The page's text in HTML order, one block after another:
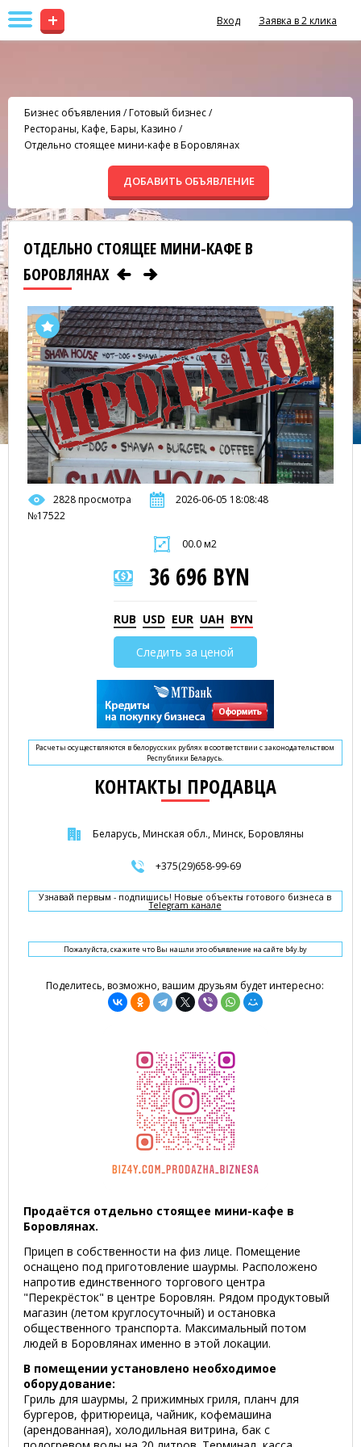
+ Вход Заявка в 2 клика
Бизнес объявления /Готовый бизнес/
Рестораны, Кафе, Бары, Казино /
Отдельно стоящее мини-кафе в Боровлянах
ДОБАВИТЬ ОБЪЯВЛЕНИЕ
ОТДЕЛЬНО СТОЯЩЕЕ МИНИ-КАФЕ В
БОРОВЛЯНАХ
2828 просмотра
2026-06-05 18:08:48
№17522
00.0 м2
36 696 BYN
RUB USD EUR UAH BYN
Следить за ценой
Расчеты осуществляются в белорусских рублях в соответствии с законодательством
Республики Беларусь.
КОНТАКТЫ ПРОДАВЦА
Беларусь, Минская обл., Минск, Боровляны
+375(29)658-99-69
Узнавай первым - подпишись! Новые объекты готового бизнеса в
Telegram канале
Пожалуйста, скажите что Вы нашли это объявление на сайте b4y.by
Поделитесь, возможно, вашим друзьям будет интересно:
Продаётся отдельно стоящее мини-кафе в
Боровлянах.
Прицеп в собственности на физ лице. Помещение
оснащено под приготовление шаурмы. Расположено
напротив единственного торгового центра
"Перекрёсток" в центре Боровлян. Рядом продуктовый
магазин (летом круглосуточный) и остановка
общественного транспорта. Максимальный потом
людей в Боровлянах именно в этой локации.
В помещении установлено необходимое
оборудование:
Гриль для шаурмы, 2 прижимных гриля, планч для
бургеров, фритюреица, чайник, кофемашина
(арендованная), холодильная витрина, бак с